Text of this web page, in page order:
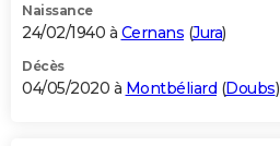
Naissance
24/02/1940 à Cernans (Jura)
Décès
04/05/2020 à Montbéliard (Doubs)